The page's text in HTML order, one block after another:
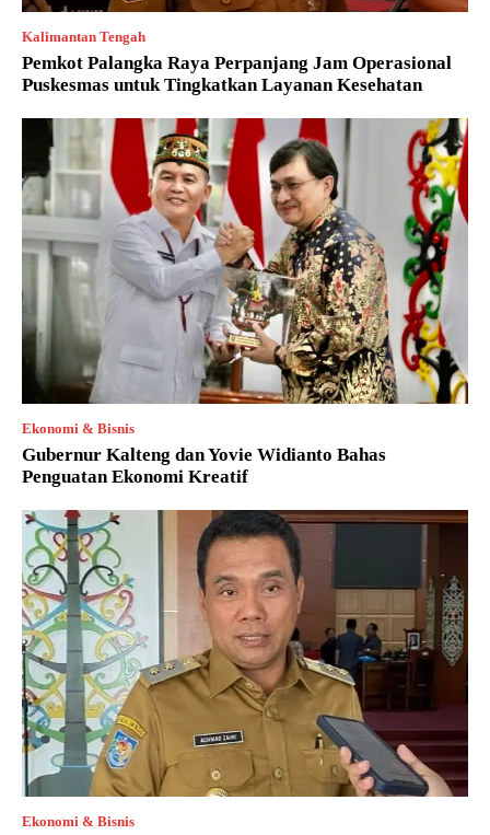
Kalimantan Tengah
Pemkot Palangka Raya Perpanjang Jam Operasional
Puskesmas untuk Tingkatkan Layanan Kesehatan
Ekonomi & Bisnis
Gubernur Kalteng dan Yovie Widianto Bahas
Penguatan Ekonomi Kreatif
Ekonomi & Bisnis